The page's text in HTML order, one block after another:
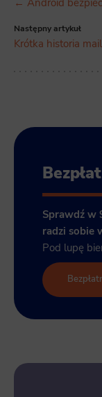
← Android
Następny artykuł
Krótka historia
Sprawdź w
radzi sobie
Pod lupę